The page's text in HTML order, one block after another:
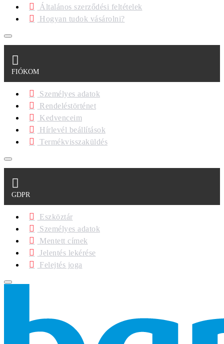
Általános szerződési feltételek
Hogyan tudok vásárolni?
FIÓKOM
Személyes adatok
Rendeléstörténet
Kedvenceim
Hírlevél beállítások
Termékvisszaküldés
GDPR
Eszköztár
Személyes adatok
Mentett címek
Jelentés lekérése
Felejtés joga